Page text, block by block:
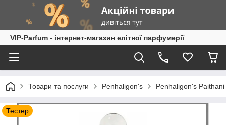
VIP-Parfum - інтернет-магазин елітної парфумерії
Товари та послуги Penhaligon's Penhaligon's
Тестер